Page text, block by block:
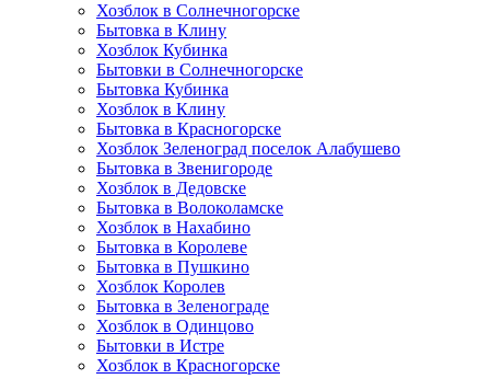
Хозблок в Солнечногорске
Бытовка в Клину
Хозблок Кубинка
Бытовки в Солнечногорске
Бытовка Кубинка
Хозблок в Клину
Бытовка в Красногорске
Хозблок Зеленоград поселок Алабушево
Бытовка в Звенигороде
Хозблок в Дедовске
Бытовка в Волоколамске
Хозблок в Нахабино
Бытовка в Королеве
Бытовкa в Пушкино
Хозблок Королев
Бытовка в Зеленограде
Хозблок в Одинцово
Бытовки в Истре
Хозблок в Красногорске